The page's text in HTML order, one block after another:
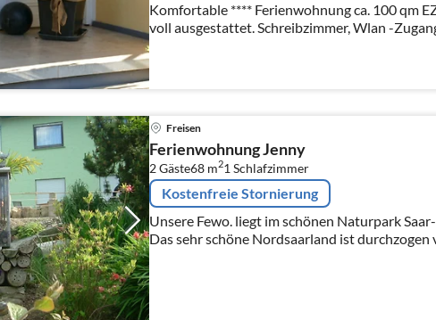
Komfortable **** Ferienwohnung ca. 100 qm EZ, Küche
voll ausgestattet. Schreibzimmer, Wlan -
Freisen
Ferienwohnung Jenny
2 Gäste68 m21 Schlafzimmer
Kostenfreie Stornierung
Unsere Fewo. liegt im schönen Naturpark
Das sehr schöne Nordsaarland ist durchzogen
leichten Hügeln,Wäldern u. Feldern,sowie
Stauseen.